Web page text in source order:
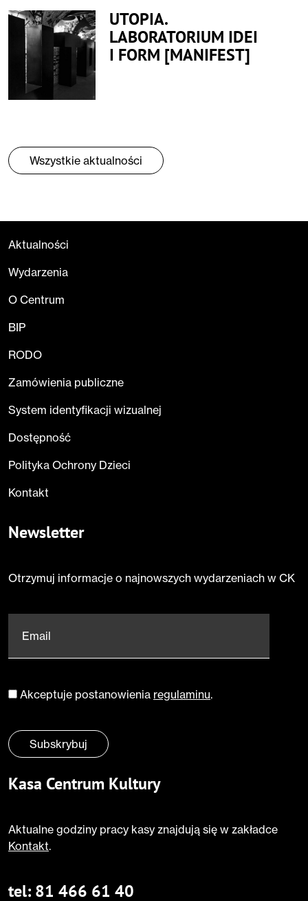
UTOPIA.
LABORATORIUM IDEI
I FORM [MANIFEST]
Wszystkie aktualności
Aktualności
Wydarzenia
O Centrum
BIP
RODO
Zamówienia publiczne
System identyfikacji wizualnej
Dostępność
Polityka Ochrony Dzieci
Kontakt
Newsletter
Otrzymuj informacje o najnowszych wydarzeniach w CK
Zgoda*
Akceptuje postanowienia regulaminu.
Subskrybuj
Kasa Centrum Kultury
Aktualne godziny pracy kasy znajdują się w zakładce
Kontakt.
tel: 81 466 61 40